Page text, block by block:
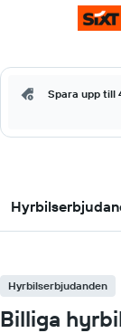
Spara upp till
Hyrbilserbjudanden
Billiga